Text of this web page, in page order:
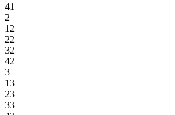
41
2
12
22
32
42
3
13
23
33